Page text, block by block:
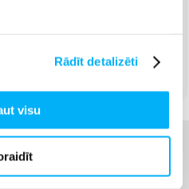
Rādīt detalizēti
visu